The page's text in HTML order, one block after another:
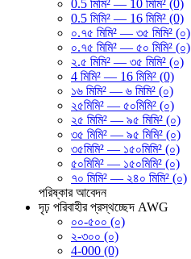
0.5 মিমি² — 10 মিমি² (0)
0.5 মিমি² — 16 মিমি² (0)
০.৭৫ মিমি² — ৩৫ মিমি² (০)
০.৭৫ মিমি² — ৫০ মিমি² (০)
২.৫ মিমি² — ৩৫ মিমি² (০)
4 মিমি² — 16 মিমি² (0)
১৬ মিমি² — ৬ মিমি² (০)
২৫মিমি² — ৫০মিমি² (০)
২৫ মিমি² — ৯৫ মিমি² (০)
৩৫ মিমি² — ৯৫ মিমি² (০)
৩৫মিমি² — ১৫০মিমি² (০)
৫০মিমি² — ১৫০মিমি² (০)
৭০ মিমি² — ২৪০ মিমি² (০)
পরিষ্কার আবেদন
দৃঢ় পরিবাহীর প্রস্থচ্ছেদ AWG
০০-৫০০ (০)
২-৩০০ (০)
4-000 (0)